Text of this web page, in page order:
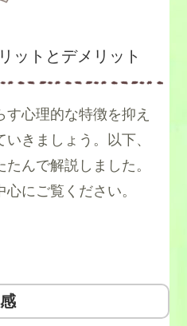
ットとデメリット
す心理的な特徴を抑え
きましょう。以下、
んで解説しました。
にご覧ください。